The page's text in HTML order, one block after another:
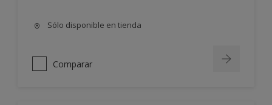
Sólo disponible en tienda
Comparar